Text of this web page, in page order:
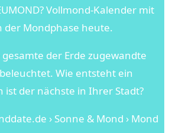
Vollmond-Kalender mit
der Mondphase heute.
der Erde zugewandte
Wie entsteht ein
ist der nächste in Ihrer Stadt?
› Sonne & Mond › Mond